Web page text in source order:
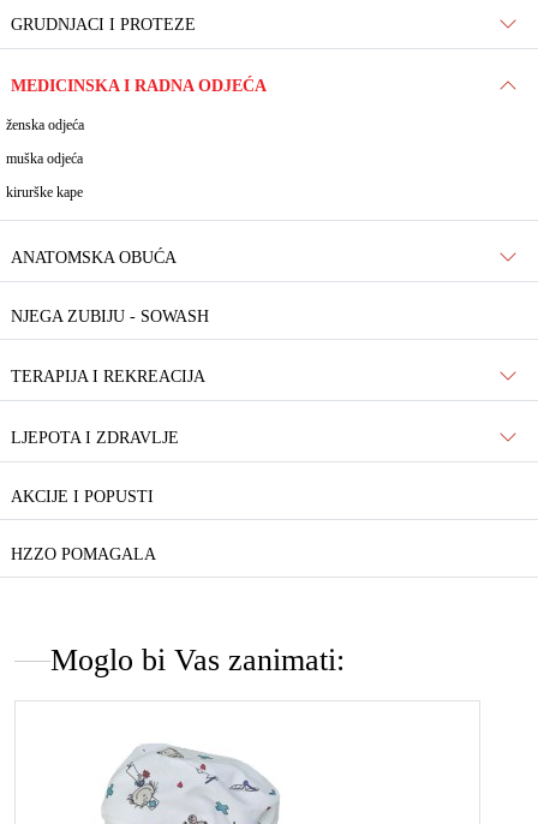
GRUDNJACI I PROTEZE
MEDICINSKA I RADNA ODJEĆA
ženska odjeća
muška odjeća
kirurške kape
ANATOMSKA OBUĆA
NJEGA ZUBIJU - SOWASH
TERAPIJA I REKREACIJA
LJEPOTA I ZDRAVLJE
AKCIJE I POPUSTI
HZZO POMAGALA
Moglo bi Vas zanimati: